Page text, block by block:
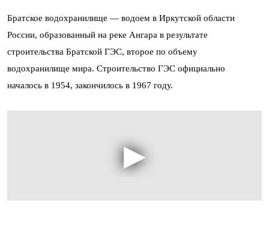
Братское водохранилище — водоем в Иркутской области
России, образованный на реке Ангара в результате
строительства Братской ГЭС, второе по объему
водохранилище мира. Строительство ГЭС официально
началось в 1954, закончилось в 1967 году.